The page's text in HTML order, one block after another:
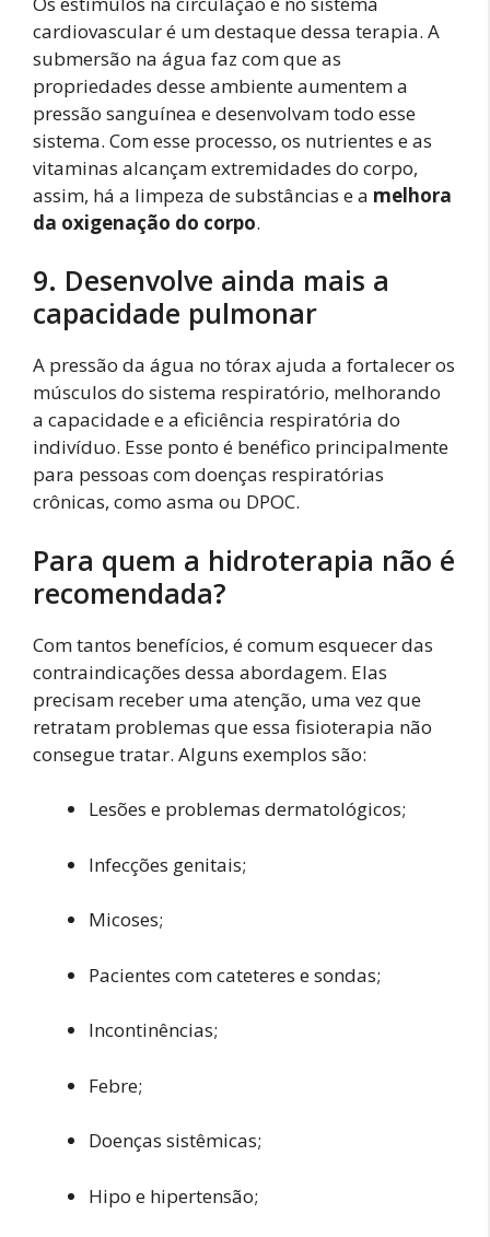
cardiovascular é um destaque dessa terapia. A
submersão na água faz com que as
propriedades desse ambiente aumentem a
pressão sanguínea e desenvolvam todo esse
sistema. Com esse processo, os nutrientes e as
vitaminas alcançam extremidades do corpo,
assim, há a limpeza de substâncias e a melhora
da oxigenação do corpo.
9. Desenvolve ainda mais a
capacidade pulmonar
A pressão da água no tórax ajuda a fortalecer os
músculos do sistema respiratório, melhorando
a capacidade e a eficiência respiratória do
indivíduo. Esse ponto é benéfico principalmente
para pessoas com doenças respiratórias
crônicas, como asma ou DPOC.
Para quem a hidroterapia não é
recomendada?
Com tantos benefícios, é comum esquecer das
contraindicações dessa abordagem. Elas
precisam receber uma atenção, uma vez que
retratam problemas que essa fisioterapia não
consegue tratar. Alguns exemplos são:
Lesões e problemas dermatológicos;
Infecções genitais;
Micoses;
Pacientes com cateteres e sondas;
Incontinências;
Febre;
Doenças sistêmicas;
Hipo e hipertensão;